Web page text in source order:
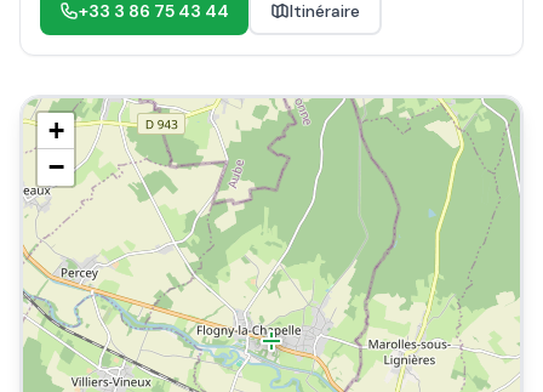
+33 3 86 75 43 44 Itinéraire
+
−